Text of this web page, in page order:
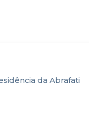
da Abrafati